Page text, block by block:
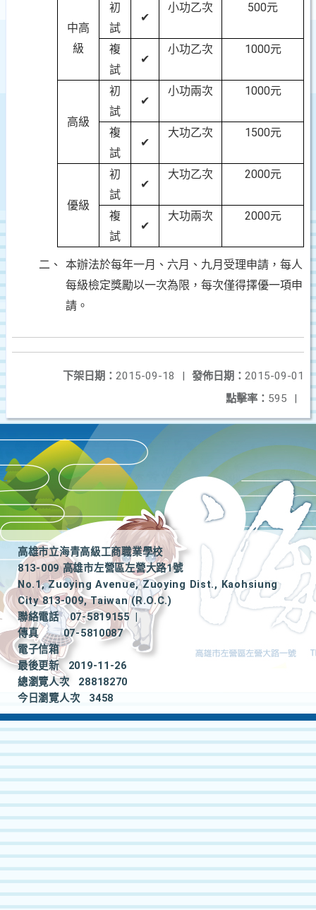
中高
級
初
試
✔
小功乙次 500元
複
試
✔
小功乙次 1000元
高級
初
試
✔
小功兩次 1000元
複
試
✔
大功乙次 1500元
優級
初
試
✔
大功乙次 2000元
複
試
✔
大功兩次 2000元
二、
本辦法於每年一月、六月、九月受理申請，每人
每級檢定獎勵以一次為限，每次僅得擇優一項申
請。
發佈日期： 2015-09-01
下架日期： 2015-09-18
|
點擊率： 595 |
高雄市立海青高級工商職業學校
813-009 高雄市左營區左營大路1號
No.1, Zuoying Avenue, Zuoying Dist., Kaohsiung
City 813-009, Taiwan (R.O.C.)
聯絡電話
07-5819155
|
傳真
07-5810087
電子信箱
最後更新
2019-11-26
總瀏覽人次
28818270
今日瀏覽人次
3458